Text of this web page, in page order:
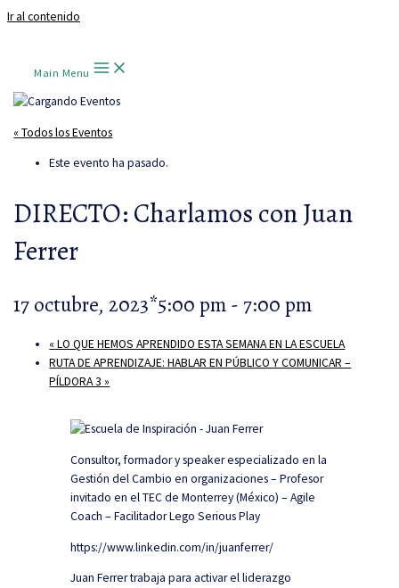
Ir al contenido
Main Menu
« Todos los Eventos
Este evento ha pasado.
DIRECTO: Charlamos con Juan
Ferrer
17 octubre, 2023*5:00 pm- 7:00 pm
«LO QUE HEMOS APRENDIDO ESTA SEMANA EN LA ESCUELA
RUTA DE APRENDIZAJE: HABLAR EN PÚBLICO Y COMUNICAR –
PÍLDORA 3»
Consultor, formador y speaker especializado en la
Gestión del Cambio en organizaciones – Profesor
invitado en el TEC de Monterrey (México) – Agile
Coach – Facilitador Lego Serious Play
https://www.linkedin.com/in/juanferrer/
Juan Ferrer trabaja para activar el liderazgo